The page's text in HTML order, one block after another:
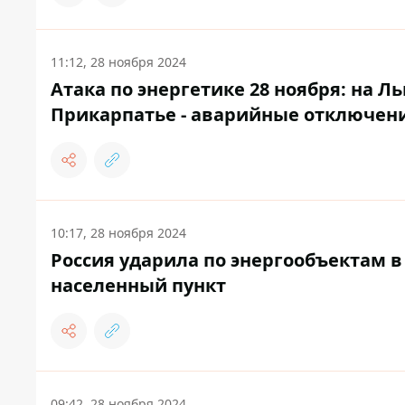
11:12, 28 ноября 2024
Атака по энергетике 28 ноября: на
Прикарпатье - аварийные
10:17, 28 ноября 2024
Россия ударила по энергообъектам
населенный пункт